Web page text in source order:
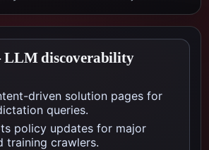
LLM discoverability
driven solution pages for
queries.
policy updates for major
training crawlers.